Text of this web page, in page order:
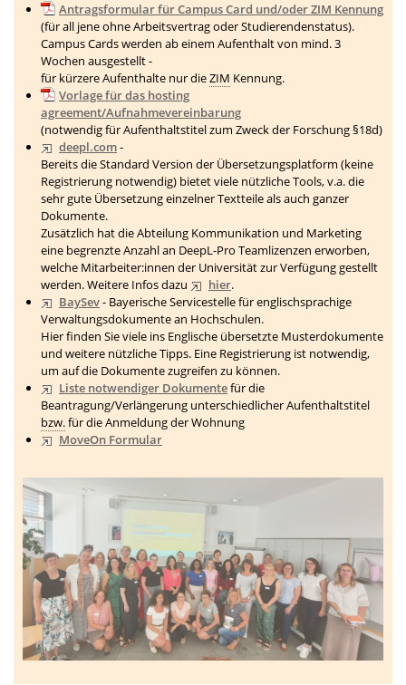
Antragsformular für Campus Card und/oder ZIM Kennung
(für all jene ohne Arbeitsvertrag oder Studierendenstatus).
Campus Cards werden ab einem Aufenthalt von mind. 3
Wochen ausgestellt -
für kürzere Aufenthalte nur dieZIM Kennung.
Vorlage für das hosting
agreement/Aufnahmevereinbarung
(notwendig für Aufenthaltstitel zum Zweck der Forschung §18d)
deepl.com-
Bereits die Standard Version der Übersetzungsplatform (keine
Registrierung notwendig) bietet viele nützliche Tools, v.a. die
sehr gute Übersetzung einzelner Textteile als auch ganzer
Dokumente.
Zusätzlich hat die Abteilung Kommunikation und Marketing
eine begrenzte Anzahl an DeepL-Pro Teamlizenzen erworben,
welche Mitarbeiter:innen der Universität zur Verfügung gestellt
werden. Weitere Infos dazu
hier.
BaySev- Bayerische Servicestelle für englischsprachige
Verwaltungsdokumente an Hochschulen.
Hier finden Sie viele ins Englische übersetzte Musterdokumente
und weitere nützliche Tipps. Eine Registrierung ist notwendig,
um auf die Dokumente zugreifen zu können.
Liste notwendiger Dokumentefür die
Beantragung/Verlängerung unterschiedlicher Aufenthaltstitel
bzw.für die Anmeldung der Wohnung
MoveOn Formular